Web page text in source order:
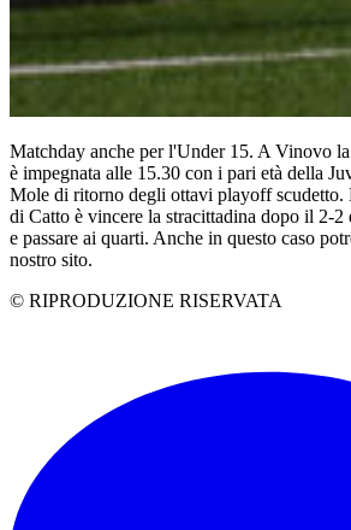
Matchday anche per l'Under 15. A Vinovo
è impegnata alle 15.30 con i pari età della
Mole di ritorno degli ottavi playoff scudetto.
di Catto è vincere la stracittadina dopo il 2-2
e passare ai quarti. Anche in questo caso
nostro sito.
© RIPRODUZIONE RISERVATA